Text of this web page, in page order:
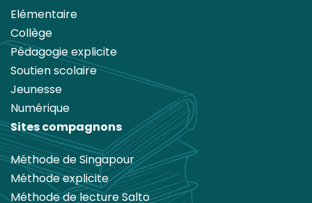
Elémentaire
Collège
Pédagogie explicite
Soutien scolaire
Jeunesse
Numérique
Sites compagnons
Méthode de Singapour
Méthode explicite
Méthode de lecture Salto